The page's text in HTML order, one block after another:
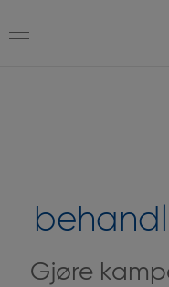
til
til
Gjøre